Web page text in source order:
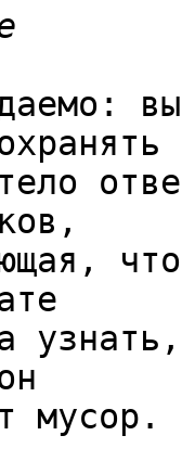
мусор.